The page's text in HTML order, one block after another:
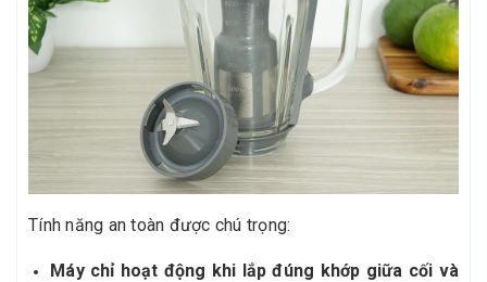
Tính năng an toàn được chú trọng:
Máy chỉ hoạt động khi lắp đúng khớp giữa cối và